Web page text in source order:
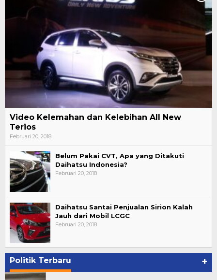
Video Kelemahan dan Kelebihan All New
Terios
Februari 20, 2018
Belum Pakai CVT, Apa yang Ditakuti
Daihatsu Indonesia?
Februari 20, 2018
Daihatsu Santai Penjualan Sirion Kalah
Jauh dari Mobil LCGC
Februari 20, 2018
Politik Terbaru +